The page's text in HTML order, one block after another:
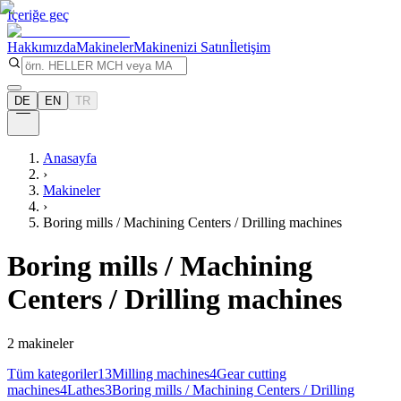
İçeriğe geç
HakkımızdaMakinelerMakinenizi Satınİletişim
DE EN TR
Anasayfa
›
Makineler
›
Boring mills / Machining Centers / Drilling machines
Boring mills / Machining
Centers / Drilling machines
2 makineler
Tüm kategoriler13Milling machines4Gear cutting
machines4Lathes3Boring mills / Machining Centers / Drilling